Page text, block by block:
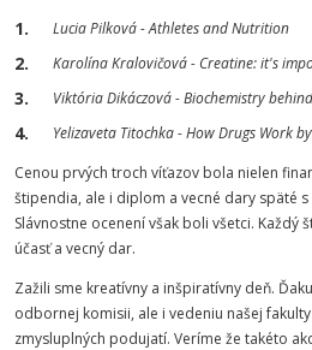
Lucia Pilková - Athletes and Nutrition
Karolína Kralovičová - Creatine: it's
Viktória Dikáczová - Biochemistry
Yelizaveta Titochka - How Drugs Work
Cenou prvých troch víťazov bola nielen
štipendia, ale i diplom a vecné dary späté
Slávnostne ocenení však boli všetci.
účasť a vecný dar.
Zažili sme kreatívny a inšpiratívny deň.
odbornej komisii, ale i vedeniu našej
zmysluplných podujatí. Veríme že takéto